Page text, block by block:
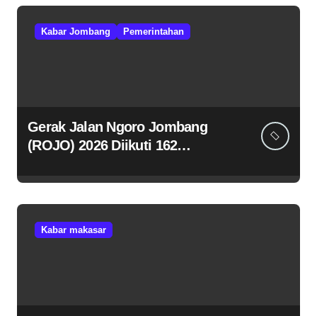
Kabar Jombang Pemerintahan
Gerak Jalan Ngoro Jombang
(ROJO) 2026 Diikuti 162
Tekankan Disiplin dan
Kekompakan
Kabar makasar